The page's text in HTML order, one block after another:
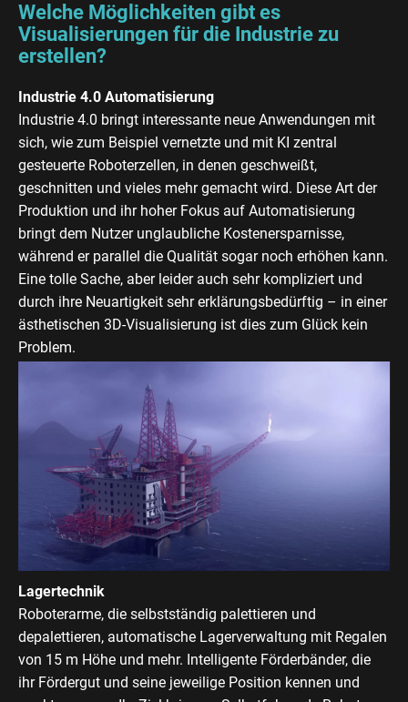
Welche Möglichkeiten gibt es
Visualisierungen für die Industrie zu
erstellen?
Industrie 4.0 Automatisierung
Industrie 4.0 bringt interessante neue Anwendungen mit
sich, wie zum Beispiel vernetzte und mit KI zentral
gesteuerte Roboterzellen, in denen geschweißt,
geschnitten und vieles mehr gemacht wird. Diese Art der
Produktion und ihr hoher Fokus auf Automatisierung
bringt dem Nutzer unglaubliche Kostenersparnisse,
während er parallel die Qualität sogar noch erhöhen kann.
Eine tolle Sache, aber leider auch sehr kompliziert und
durch ihre Neuartigkeit sehr erklärungsbedürftig – in einer
ästhetischen 3D-Visualisierung ist dies zum Glück kein
Problem.
Lagertechnik
Roboterarme, die selbstständig palettieren und
depalettieren, automatische Lagerverwaltung mit Regalen
von 15 m Höhe und mehr. Intelligente Förderbänder, die
ihr Fördergut und seine jeweilige Position kennen und